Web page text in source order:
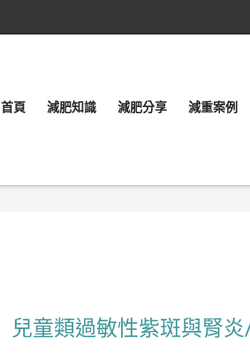
首頁 減肥知識 減肥分享 減重案例
兒童類過敏性紫斑與腎